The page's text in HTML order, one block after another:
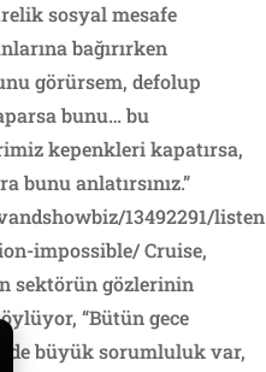
sosyal mesafe
bağırırken
görürsem, defolup
bunu… bu
kepenkleri kapatırsa,
bunu anlatırsınız.”
13492291/
impossible/ Cruise,
sektörün gözlerinin
“Bütün gece
büyük sorumluluk var,